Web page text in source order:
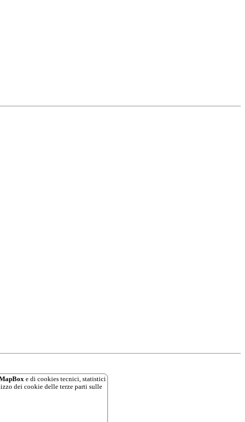
e di cookies tecnici, statistici
dei cookie delle terze parti sulle